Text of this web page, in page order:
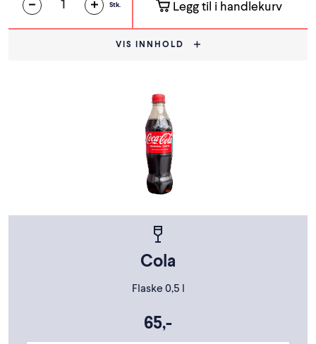
Stk. Legg til i handlekurv
VIS INNHOLD
Cola
Flaske 0,5 l
65,-